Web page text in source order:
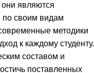
являются
по своим видам
методики
к каждому студенту.
составом и
поставленных